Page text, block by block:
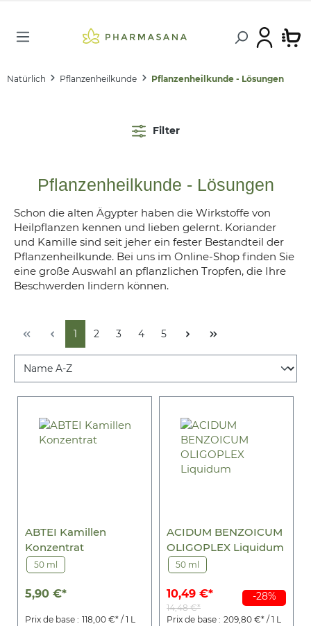
Natürlich Pflanzenheilkunde Pflanzenheilkunde - Lösungen
Filter
Pflanzenheilkunde - Lösungen
Schon die alten Ägypter haben die Wirkstoffe von
Heilpflanzen kennen und lieben gelernt. Koriander
und Kamille sind seit jeher ein fester Bestandteil der
Pflanzenheilkunde. Bei uns im Online-Shop finden Sie
eine große Auswahl an pflanzlichen Tropfen, die Ihre
Beschwerden lindern können.
1 2 3 4 5
ABTEI Kamillen
Konzentrat
50 ml
5,90 €*
Prix de base : 118,00 €* / 1 L
-28%
ACIDUM BENZOICUM
OLIGOPLEX Liquidum
50 ml
10,49 €*
14,48 €*
Prix de base : 209,80 €* / 1 L